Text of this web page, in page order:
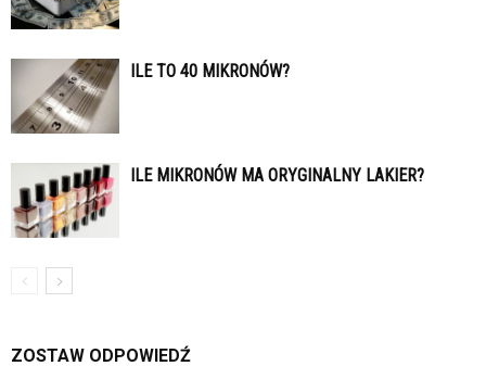
ILE TO 40 MIKRONÓW?
ILE MIKRONÓW MA ORYGINALNY LAKIER?
ZOSTAW ODPOWIEDŹ